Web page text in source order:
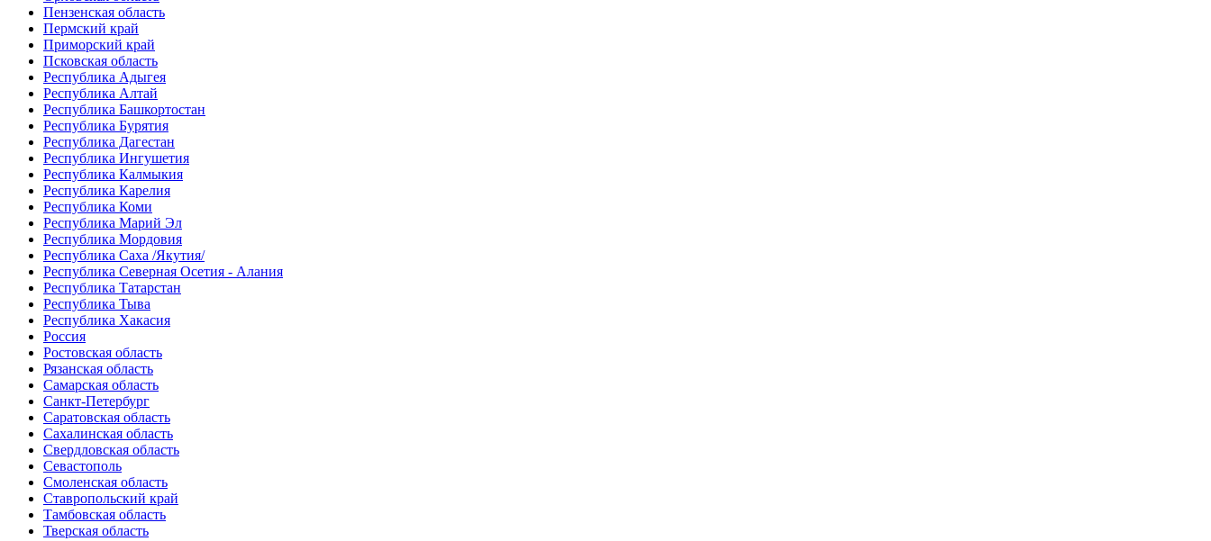
Пензенская область
Пермский край
Приморский край
Псковская область
Республика Адыгея
Республика Алтай
Республика Башкортостан
Республика Бурятия
Республика Дагестан
Республика Ингушетия
Республика Калмыкия
Республика Карелия
Республика Коми
Республика Марий Эл
Республика Мордовия
Республика Саха /Якутия/
Республика Северная Осетия - Алания
Республика Татарстан
Республика Тыва
Республика Хакасия
Россия
Ростовская область
Рязанская область
Самарская область
Санкт-Петербург
Саратовская область
Сахалинская область
Свердловская область
Севастополь
Смоленская область
Ставропольский край
Тамбовская область
Тверская область